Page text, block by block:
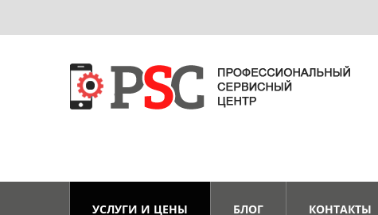
УСЛУГИ И ЦЕНЫ БЛОГ КОНТАКТЫ